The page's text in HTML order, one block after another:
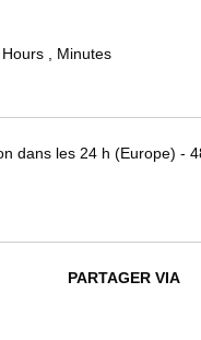
, Minutes
dans les 24 h (Europe) -
PARTAGER VIA